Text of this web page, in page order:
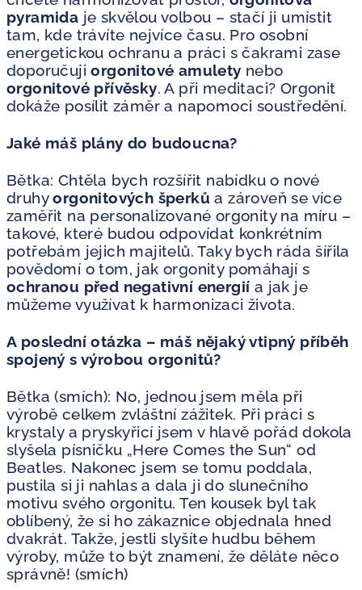
pyramida je skvělou volbou – stačí ji umístit
tam, kde trávíte nejvíce času. Pro osobní
energetickou ochranu a práci s čakrami zase
doporučujiorgonitové amulety nebo
orgonitové přívěsky. A při meditaci? Orgonit
dokáže posílit záměr a napomoci soustředění.
Jaké máš plány do budoucna?
Bětka: Chtěla bych rozšířit nabídku o nové
druhyorgonitových šperků a zároveň se více
zaměřit na personalizované orgonity na míru –
takové, které budou odpovídat konkrétním
potřebám jejich majitelů. Taky bych ráda šířila
povědomí o tom, jak orgonity pomáhají s
ochranou před negativní energií a jak je
můžeme využívat k harmonizaci života.
A poslední otázka – máš nějaký vtipný příběh
spojený s výrobou orgonitů?
Bětka (smích): No, jednou jsem měla při
výrobě celkem zvláštní zážitek. Při práci s
krystaly a pryskyřicí jsem v hlavě pořád dokola
slyšela písničku „Here Comes the Sun“ od
Beatles. Nakonec jsem se tomu poddala,
pustila si ji nahlas a dala ji do slunečního
motivu svého orgonitu. Ten kousek byl tak
oblíbený, že si ho zákaznice objednala hned
dvakrát. Takže, jestli slyšíte hudbu během
výroby, může to být znamení, že děláte něco
správně! (smích)